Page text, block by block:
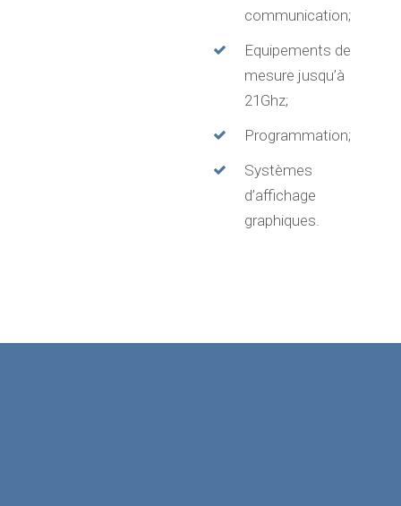
communication;
Equipements de
mesure jusqu’à
21Ghz;
Programmation;
Systèmes
d’affichage
graphiques.